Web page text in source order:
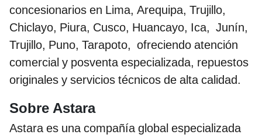
concesionarios en Lima, Arequipa, Trujillo,
Chiclayo, Piura, Cusco, Huancayo, Ica, Junín,
Trujillo, Puno, Tarapoto, ofreciendo atención
comercial y posventa especializada, repuestos
originales y servicios técnicos de alta calidad.
Sobre Astara
Astara es una compañía global especializada